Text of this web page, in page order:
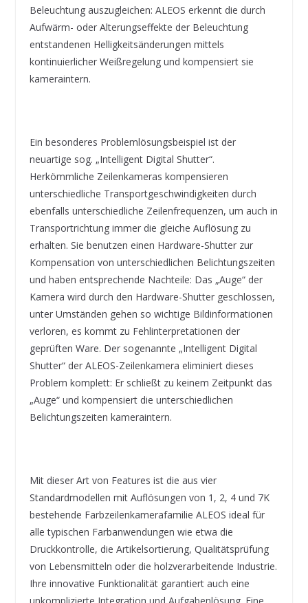
Beleuchtung auszugleichen: ALEOS erkennt die durch
Aufwärm- oder Alterungseffekte der Beleuchtung
entstandenen Helligkeitsänderungen mittels
kontinuierlicher Weißregelung und kompensiert sie
kameraintern.
Ein besonderes Problemlösungsbeispiel ist der
neuartige sog. „Intelligent Digital Shutter“.
Herkömmliche Zeilenkameras kompensieren
unterschiedliche Transportgeschwindigkeiten durch
ebenfalls unterschiedliche Zeilenfrequenzen, um auch in
Transportrichtung immer die gleiche Auflösung zu
erhalten. Sie benutzen einen Hardware-Shutter zur
Kompensation von unterschiedlichen Belichtungszeiten
und haben entsprechende Nachteile: Das „Auge“ der
Kamera wird durch den Hardware-Shutter geschlossen,
unter Umständen gehen so wichtige Bildinformationen
verloren, es kommt zu Fehlinterpretationen der
geprüften Ware. Der sogenannte „Intelligent Digital
Shutter“ der ALEOS-Zeilenkamera eliminiert dieses
Problem komplett: Er schließt zu keinem Zeitpunkt das
„Auge“ und kompensiert die unterschiedlichen
Belichtungszeiten kameraintern.
Mit dieser Art von Features ist die aus vier
Standardmodellen mit Auflösungen von 1, 2, 4 und 7K
bestehende Farbzeilenkamerafamilie ALEOS ideal für
alle typischen Farbanwendungen wie etwa die
Druckkontrolle, die Artikelsortierung, Qualitätsprüfung
von Lebensmitteln oder die holzverarbeitende Industrie.
Ihre innovative Funktionalität garantiert auch eine
unkomplizierte Integration und Aufgabenlösung. Eine